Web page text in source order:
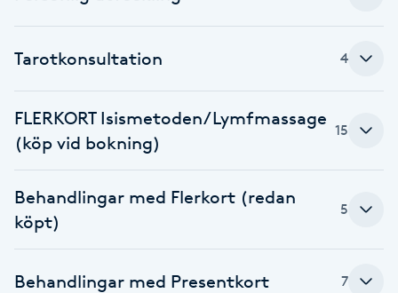
Celluliter
Color correction
Cryoterapi
D
Tarotkonsultation 4
FLERKORT Isismetoden/Lymfmassage
(köp vid bokning)
15
Behandlingar med Flerkort (redan
köpt)
5
Behandlingar med Presentkort 7